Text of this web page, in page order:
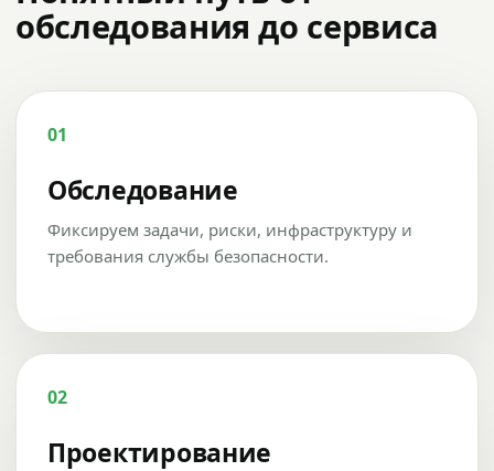
обследования до сервиса
01
Обследование
Фиксируем задачи, риски, инфраструктуру и
требования службы безопасности.
02
Проектирование